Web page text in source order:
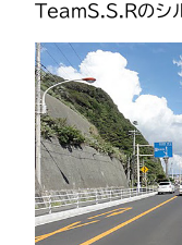
TeamS.S.Rのシ